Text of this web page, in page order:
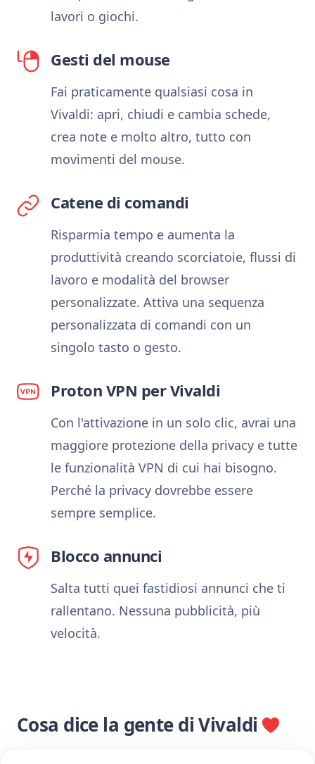
lavori o giochi.
Gesti del mouse
Fai praticamente qualsiasi cosa in
Vivaldi: apri, chiudi e cambia schede,
crea note e molto altro, tutto con
movimenti del mouse.
Catene di comandi
Risparmia tempo e aumenta la
produttività creando scorciatoie, flussi di
lavoro e modalità del browser
personalizzate. Attiva una sequenza
personalizzata di comandi con un
singolo tasto o gesto.
Proton VPN per Vivaldi
Con l'attivazione in un solo clic, avrai una
maggiore protezione della privacy e tutte
le funzionalità VPN di cui hai bisogno.
Perché la privacy dovrebbe essere
sempre semplice.
Blocco annunci
Salta tutti quei fastidiosi annunci che ti
rallentano. Nessuna pubblicità, più
velocità.
Cosa dice la gente di Vivaldi